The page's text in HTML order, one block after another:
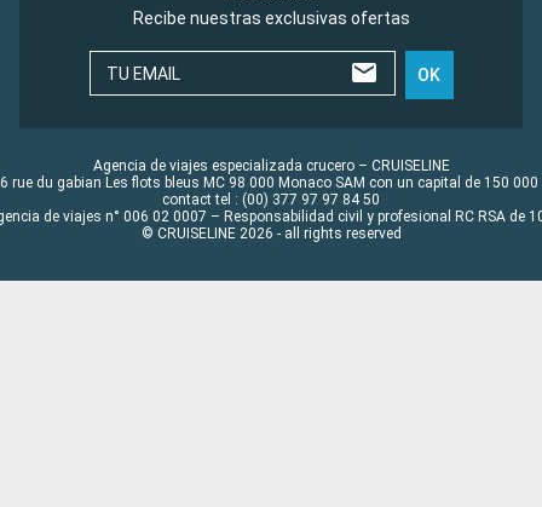
Recibe nuestras exclusivas ofertas
TU EMAIL OK
Agencia de viajes especializada crucero – CRUISELINE
rue du gabian Les flots bleus MC 98 000 Monaco SAM con un capital de 150 000
contact tel : (00) 377 97 97 84 50
de viajes n° 006 02 0007 – Responsabilidad civil y profesional RC RSA de
© CRUISELINE 2026 - all rights reserved